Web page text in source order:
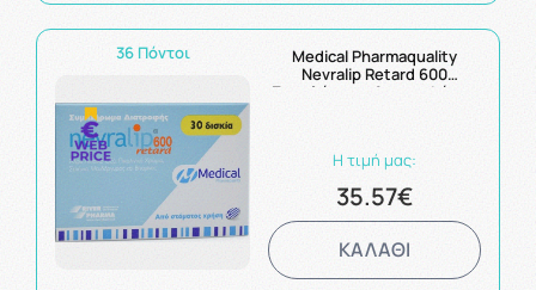
36 Πόντοι
Medical Pharmaquality
Nevralip Retard 600
Συμπλήρωμα Διατροφής με
Η τιμή μας:
35.57€
ΚΑΛΑΘΙ